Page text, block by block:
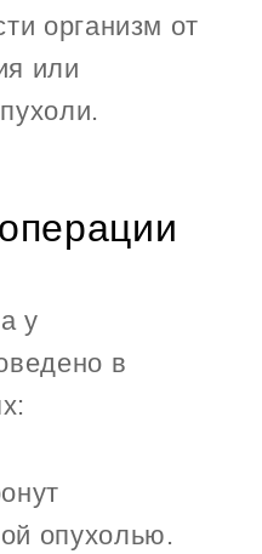
организм от
или
у
в
опухолью.